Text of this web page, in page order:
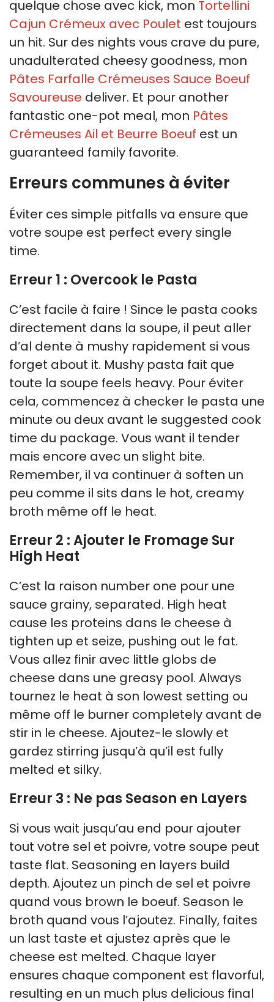
quelque chose avec kick, mon Tortellini
Cajun Crémeux avec Poulet est toujours
un hit. Sur des nights vous crave du pure,
unadulterated cheesy goodness, mon
Pâtes Farfalle Crémeuses Sauce Boeuf
Savoureuse deliver. Et pour another
fantastic one-pot meal, mon Pâtes
Crémeuses Ail et Beurre Boeuf est un
guaranteed family favorite.
Erreurs communes à éviter
Éviter ces simple pitfalls va ensure que
votre soupe est perfect every single
time.
Erreur 1 : Overcook le Pasta
C’est facile à faire ! Since le pasta cooks
directement dans la soupe, il peut aller
d’al dente à mushy rapidement si vous
forget about it. Mushy pasta fait que
toute la soupe feels heavy. Pour éviter
cela, commencez à checker le pasta une
minute ou deux avant le suggested cook
time du package. Vous want il tender
mais encore avec un slight bite.
Remember, il va continuer à soften un
peu comme il sits dans le hot, creamy
broth même off le heat.
Erreur 2 : Ajouter le Fromage Sur
High Heat
C’est la raison number one pour une
sauce grainy, separated. High heat
cause les proteins dans le cheese à
tighten up et seize, pushing out le fat.
Vous allez finir avec little globs de
cheese dans une greasy pool. Always
tournez le heat à son lowest setting ou
même off le burner completely avant de
stir in le cheese. Ajoutez-le slowly et
gardez stirring jusqu’à qu’il est fully
melted et silky.
Erreur 3 : Ne pas Season en Layers
Si vous wait jusqu’au end pour ajouter
tout votre sel et poivre, votre soupe peut
taste flat. Seasoning en layers build
depth. Ajoutez un pinch de sel et poivre
quand vous brown le boeuf. Season le
broth quand vous l’ajoutez. Finally, faites
un last taste et ajustez après que le
cheese est melted. Chaque layer
ensures chaque component est flavorful,
resulting en un much plus delicious final